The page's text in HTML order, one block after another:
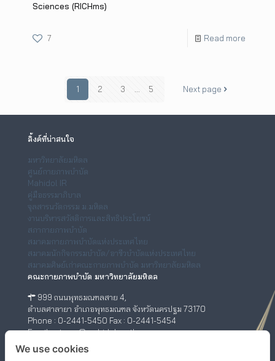
Sciences (RICHms)
7 Read more
1 2 3 5 Next page
ลิ้งค์ที่น่าสนใจ
มหาวิทยาลัยมหิดล
ศูนย์กายภาพบำบัด
Mahidol IR
คู่มือธรรมาภิบาล
จุลสารนวัตกรรม ม.มหิดล
งานบริหารสวัสดิการและสิทธิประโยชน์
สภากายภาพบำบัด
สมาคมกายภาพบำบัดแห่งประเทศไทย
สมาคมนักกิจกรรมบำบัด/อาชีวบำบัดแห่งประเทศไทย
สมาคมศิษย์เก่าคณะกายภาพบำบัด มหาวิทยาลัยมหิดล
คณะกายภาพบำบัด มหาวิทยาลัยมหิดล
999 ถนนพุทธมณฑลสาย 4,
ตำบลศาลายา อำเภอพุทธมณฑล จังหวัดนครปฐม 73170
Phone : 0-2441-5450 Fax : 0-2441-5454
Email : ptwww@mahidol.ac.th
ศูนย์กายภาพบำบัด (เชิงสะพานสมเด็จพระปิ่นเกล้า)
We use cookies